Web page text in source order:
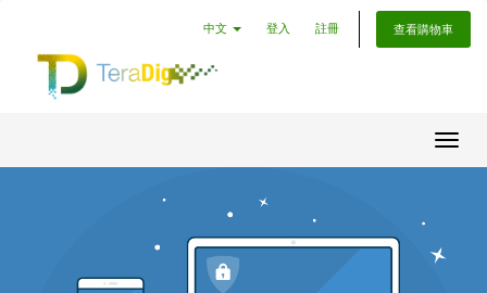
中文 登入 註冊 查看購物車
切換